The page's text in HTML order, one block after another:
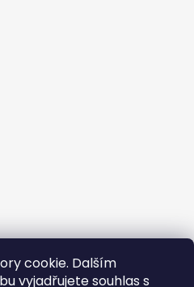
cookie. Dalším
vyjadřujete souhlas s